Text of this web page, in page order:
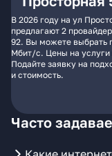
В 2026 году на ул
предлагают 2
92. Вы можете выбрать
Мбит/с. Цены на услуги
Подайте заявку на
и стоимость.
Часто